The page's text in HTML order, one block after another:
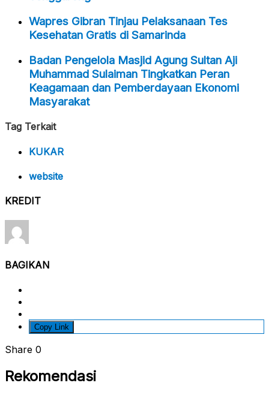
Wapres Gibran Tinjau Pelaksanaan Tes
Kesehatan Gratis di Samarinda
Badan Pengelola Masjid Agung Sultan Aji
Muhammad Sulaiman Tingkatkan Peran
Keagamaan dan Pemberdayaan Ekonomi
Masyarakat
Tag Terkait
KUKAR
website
KREDIT
BAGIKAN
Copy Link
Share 0
Rekomendasi